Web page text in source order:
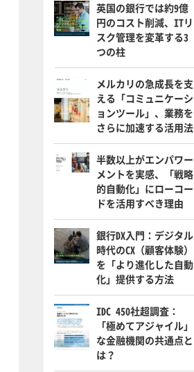
英国の銀行では約9億
円のコスト削減、ITリ
スク管理を変革する3
つの柱
メルカリの急成長を支
える「コミュニケーシ
ョンツール」、業務を
さらに加速する活用法
半数以上がエンパワー
メントを実感、「戦略
的自動化」にローコー
ドを活用すべき理由
銀行DX入門：デジタル
時代のCX（顧客体験）
を「より進化した自動
化」提供する方法
IDC 450社超調査：
「極めてアジャイル」
な金融機関の共通点と
は？